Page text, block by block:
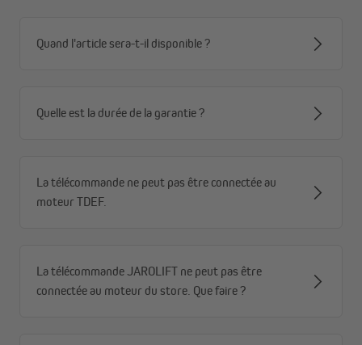
Quand l'article sera-t-il disponible ?
Quelle est la durée de la garantie ?
La télécommande ne peut pas être connectée au
moteur TDEF.
La télécommande JAROLIFT ne peut pas être
connectée au moteur du store. Que faire ?